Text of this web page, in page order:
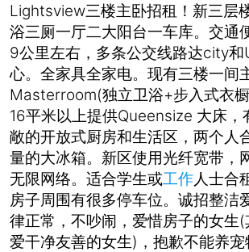
Lightsview三楼主卧招租！新三层
浴三厕一厅二大阳台一车库。交通
9公里左右，多条公交线路达city和
心。全家具全家电。现有三楼一间
Masterroom(独立卫浴+步入式衣橱
16平米以上提供Queensize 大床，
敞的开放式厨房和生活区，两个人
量的大冰箱。新区使用光纤宽带，
无限网络。适合学生或工作人士合
房子周围有很多停车位。诚招整洁
律正常，不吵闹，爱惜房子的女生(
爱干净友善的女生) ，抱歉不能养